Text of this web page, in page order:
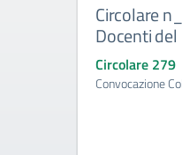
Circolare
Docenti
Circolare 279
Convocazione